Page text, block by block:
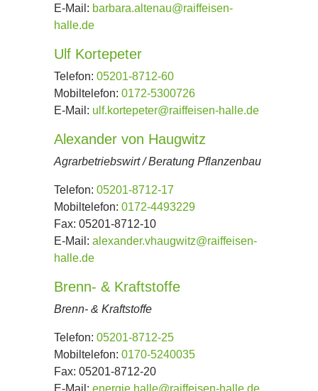
E-Mail: barbara.altenau@raiffeisen-
halle.de
Ulf Kortepeter
Telefon: 05201-8712-60
Mobiltelefon: 0172-5300726
E-Mail: ulf.kortepeter@raiffeisen-halle.de
Alexander von Haugwitz
Agrarbetriebswirt / Beratung Pflanzenbau
Telefon: 05201-8712-17
Mobiltelefon: 0172-4493229
Fax: 05201-8712-10
E-Mail: alexander.vhaugwitz@raiffeisen-
halle.de
Brenn- & Kraftstoffe
Brenn- & Kraftstoffe
Telefon: 05201-8712-25
Mobiltelefon: 0170-5240035
Fax: 05201-8712-20